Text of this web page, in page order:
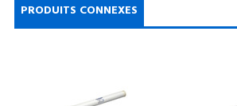
PRODUITS CONNEXES